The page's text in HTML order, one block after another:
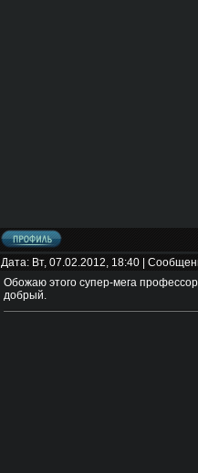
Дата: Вт, 07.02.2012, 18:40 |
Обожаю этого супер-мега
добрый.